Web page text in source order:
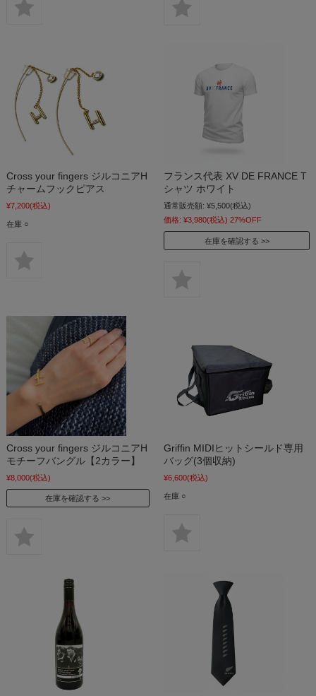
Cross your fingers ジルコニアH
チャームフックピアス
¥7,200(税込)
在庫 ○
フランス代表 XV DE FRANCE T
シャツ ホワイト
通常販売額: ¥5,500(税込)
価格: ¥3,980(税込) 27%OFF
在庫を確認する
Cross your fingers ジルコニアH
モチーフバングル【2カラー】
¥8,000(税込)
在庫を確認する
Griffin MIDIヒットシールド専用
バッグ(3個収納)
¥6,600(税込)
在庫 ○